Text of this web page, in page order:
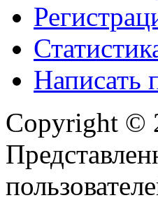
Написать
Copyright ©